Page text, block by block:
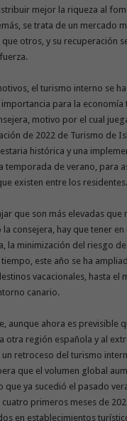
mejor la riqueza al
se trata de un mercado
otros, y su recuperación
el turismo interno se
para la economía
motivo por el cual
de 2022 de Turismo de
histórica y una
temporada de verano, para
existen entre los residentes.
que son más elevadas que
consejera, hay que tener
la minimización del riesgo
este año se ha
vacacionales, hasta el
canario.
aunque ahora es previsible
otra región española y al
retroceso del turismo
que el volumen global
que ya sucedió el pasado
primeros meses de
en establecimientos